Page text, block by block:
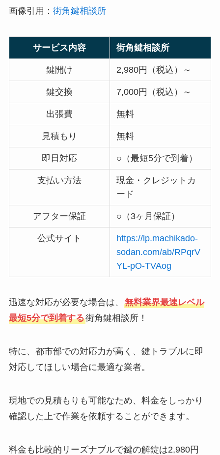
画像引用： 街角鍵相談所
サービス内容 街角鍵相談所
鍵開け 2,980円（税込）～
鍵交換 7,000円（税込）～
出張費 無料
見積もり 無料
即日対応 ○（最短5分で到着）
支払い方法
現金・クレジットカ
ード
アフター保証 ○（3ヶ月保証）
公式サイト
https://lp.machikado-
sodan.com/ab/RPqrV
YL-pO-TVAog
迅速な対応が必要な場合は、 無料業界最速レベル
最短5分で到着する街角鍵相談所！
特に、都市部での対応力が高く、鍵トラブルに即
対応してほしい場合に最適な業者。
現地での見積もりも可能なため、料金をしっかり
確認した上で作業を依頼することができます。
料金も比較的リーズナブルで鍵の解錠は2,980円